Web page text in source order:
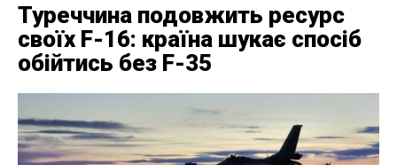
Туреччина подовжить ресурс
своїх F-16: країна шукає спосіб
обійтись без F-35